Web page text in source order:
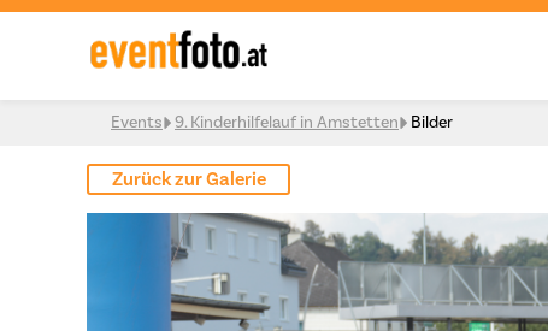
Skip to content
Events 9. Kinderhilfelauf in Amstetten Bilder
Zurück zur Galerie